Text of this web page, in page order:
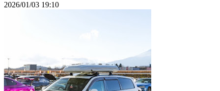
2026/01/03 19:10